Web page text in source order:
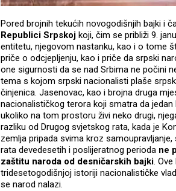
Pored brojnih tekućih novogodišnjih bajki i
Republici Srpskoj koji, čim se približi 9.
entitetu, njegovom nastanku, kao i o tome
priče o odcjepljenju, kao i priče da srpski
one sigurnosti da se nad Srbima ne počini
tema s kojom srpski nacionalisti plaše
činjenica. Jasenovac, kao i brojna druga
nacionalističkog terora koji smatra da
ukoliko na tom prostoru živi neko drugi,
razliku od Drugog svjetskog rata, kada je
zemlja pripada svima kroz
rata devedesetih i poslijeratnog perioda ne
zaštitu naroda od desničarskih bajki.
tridesetogodišnjoj istoriji nacionalističke
se narod nalazi.